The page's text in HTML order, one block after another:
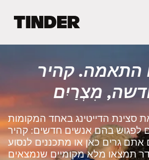
ת
ל
ט
י
נ
ד
ר
התאמה. קהיר
מִצְרַיִם
סצינת הדייטינג באחד המקומות
לפגוש בהם אנשים חדשים: קהיר
גרים כאן או מתכננים לנסוע
תמצאו מלא מקומיים שנמצאים